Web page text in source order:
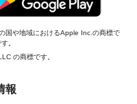
国や地域におけるApple Inc.の商標で
。
の商標です。
報